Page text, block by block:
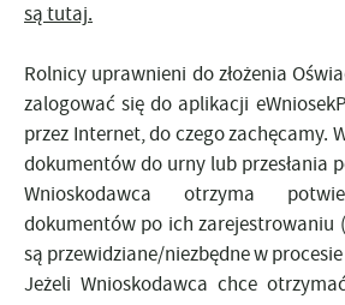
sątutaj.
Rolnicy uprawnieni dozłożenia
zalogować siędo aplikacji
przez Internet, do czego zachęcamy.
dokumentów do urny lub przesłania
Wnioskodawca otrzyma
dokumentów po ich zarejestrowaniu
są przewidziane/niezbędne w
Jeżeli Wnioskodawca chce